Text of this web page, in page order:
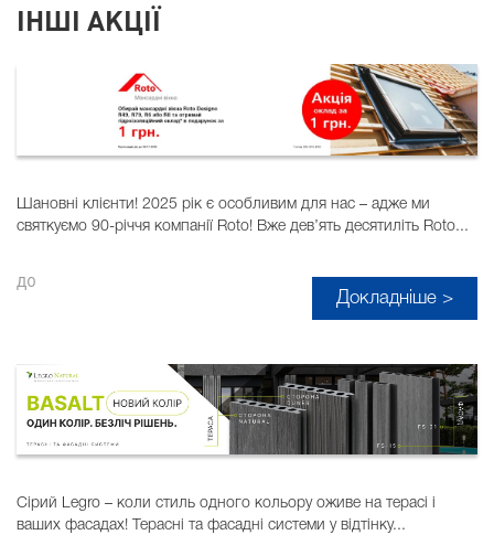
ІНШІ АКЦІЇ
Шановні клієнти! 2025 рік є особливим для нас – адже ми
святкуємо 90-річчя компанії Roto! Вже дев’ять десятиліть Roto...
до
Докладніше >
Сірий Legro – коли стиль одного кольору оживе на терасі і
ваших фасадах! Терасні та фасадні системи у відтінку...